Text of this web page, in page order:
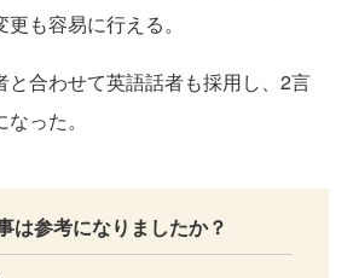
も容易に行える。
合わせて英語話者も採用し、2言
った。
は参考になりましたか？